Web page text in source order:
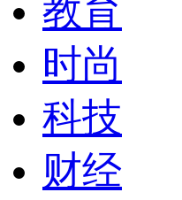
教育
时尚
科技
财经